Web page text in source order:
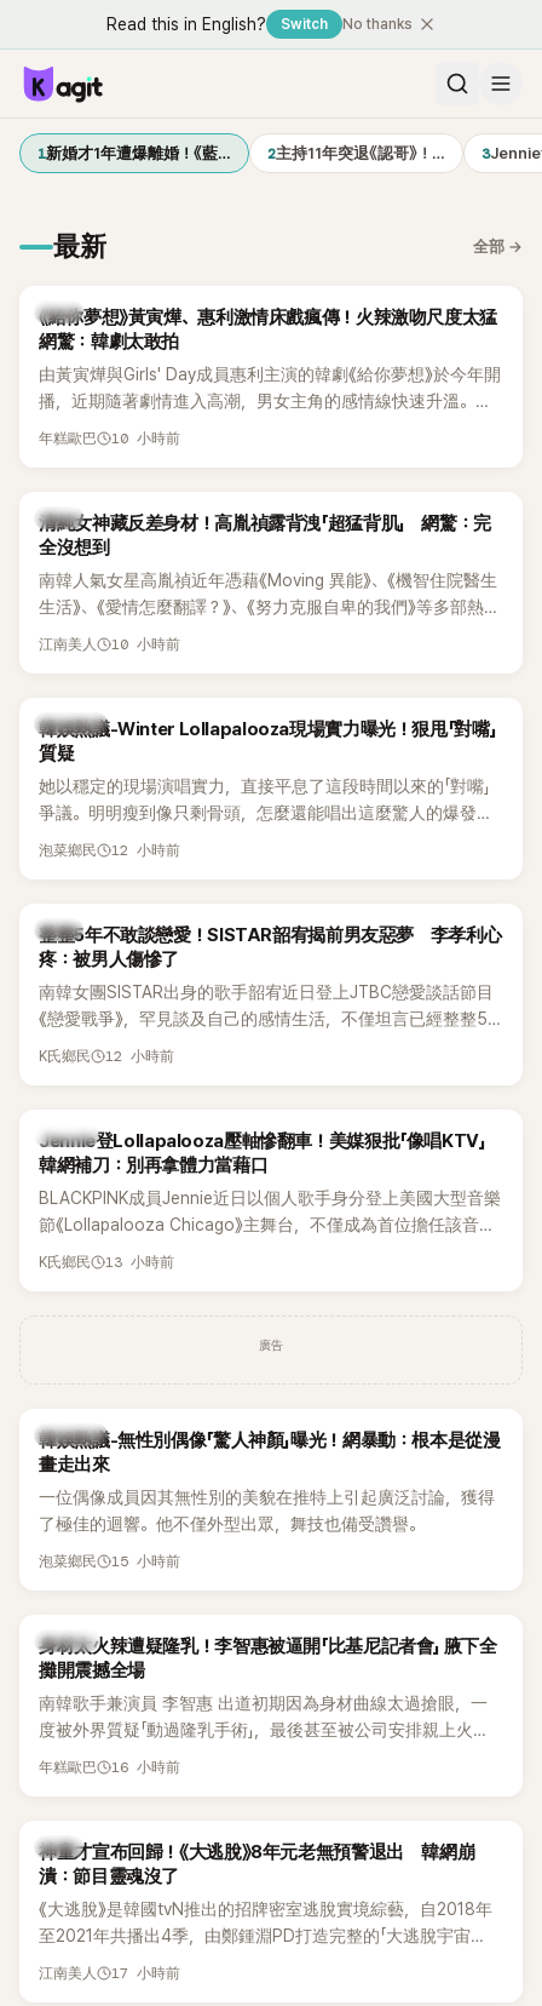
Read this in English? Switch No thanks
1新婚才1年遭爆離婚！《藍… 2主持11年突退《認哥》！… 3Jennie
最新 全部 →
韓劇
《給你夢想》黃寅燁、惠利激情床戲瘋傳！火辣激吻尺度太猛
網驚：韓劇太敢拍
由黃寅燁與Girls' Day成員惠利主演的韓劇《給你夢想》於今年開
播，近期隨著劇情進入高潮，男女主角的感情線快速升溫。最
新播出的第8集不僅上演火辣吻戲，更接連出現床戲橋段，讓
年糕歐巴 10 小時前
韓星
清純女神藏反差身材！高胤禎露背洩「超猛背肌」 網驚：完
全沒想到
南韓人氣女星高胤禎近年憑藉《Moving 異能》、《機智住院醫生
生活》、《愛情怎麼翻譯？》、《努力克服自卑的我們》等多部熱門
作品，躍升為韓劇新一代女神代表，不僅演技備受肯定，精緻
細身材下的超狂背肌與肩膀線條，反差感十足，讓不少網友看
傻直呼：「原來她身材這麼猛！」
江南美人 10 小時前
熱議討論
韓娛熱議-Winter Lollapalooza現場實力曝光！狠甩「對嘴」
質疑
她以穩定的現場演唱實力，直接平息了這段時間以來的「對嘴」
爭議。明明瘦到像只剩骨頭，怎麼還能唱出這麼驚人的爆發力
和音量？
泡菜鄉民 12 小時前
韓星
整整5年不敢談戀愛！SISTAR韶宥揭前男友惡夢 李孝利心
疼：被男人傷慘了
南韓女團SISTAR出身的歌手韶宥近日登上JTBC戀愛談話節目
《戀愛戰爭》，罕見談及自己的感情生活，不僅坦言已經整整5
年沒有談戀愛，更首度透露空窗至今的原因，全與上一段戀情
K氏鄉民 12 小時前
K-POP
Jennie登Lollapalooza壓軸慘翻車！美媒狠批「像唱KTV」
韓網補刀：別再拿體力當藉口
BLACKPINK成員Jennie近日以個人歌手身分登上美國大型音樂
節《Lollapalooza Chicago》主舞台，不僅成為首位擔任該音樂
節Headliner（壓軸主秀）的K-POP女SOLO歌手，寫下全新紀
K氏鄉民 13 小時前
廣告
熱議討論
韓娛熱議-無性別偶像「驚人神顏」曝光！網暴動：根本是從漫
畫走出來
一位偶像成員因其無性別的美貌在推特上引起廣泛討論，獲得
了極佳的迴響。他不僅外型出眾，舞技也備受讚譽。
泡菜鄉民 15 小時前
K-POP
身材太火辣遭疑隆乳！李智惠被逼開「比基尼記者會」 腋下全
攤開震撼全場
南韓歌手兼演員 李智惠 出道初期因為身材曲線太過搶眼，一
度被外界質疑「動過隆乳手術」，最後甚至被公司安排親上火
線，召開前所未見的「泳裝記者會」澄清。這場記者會後來還被
熱議。 2日播出的 SBS 綜藝節目《我的經紀人太難搞－秘書
鎮》，邀請同時兼顧工作與育兒的演藝圈代表「媽媽群」——李智
惠、李賢怡、李恩亨，以第13位「My Star」身分登場，分享最真
實的生活日常。 節目一開始，李瑞鎮 率先與李智惠會合，兩人
邊搭車邊聊天，氣氛輕鬆。聊到最近的新聞，李瑞鎮突然直球
發問：「妳不是上新聞了？說妳去做整形？是人中縮短手術嗎？」
年糕歐巴 16 小時前
韓星
神童才宣布回歸！《大逃脫》8年元老無預警退出 韓網崩
潰：節目靈魂沒了
《大逃脫》是韓國tvN推出的招牌密室逃脫實境綜藝，自2018年
至2021年共播出4季，由鄭鍾淵PD打造完整的「大逃脫宇宙
（DTCU）」，憑藉燒腦劇情、電影級場景與龐大世界觀，累積
江南美人 17 小時前